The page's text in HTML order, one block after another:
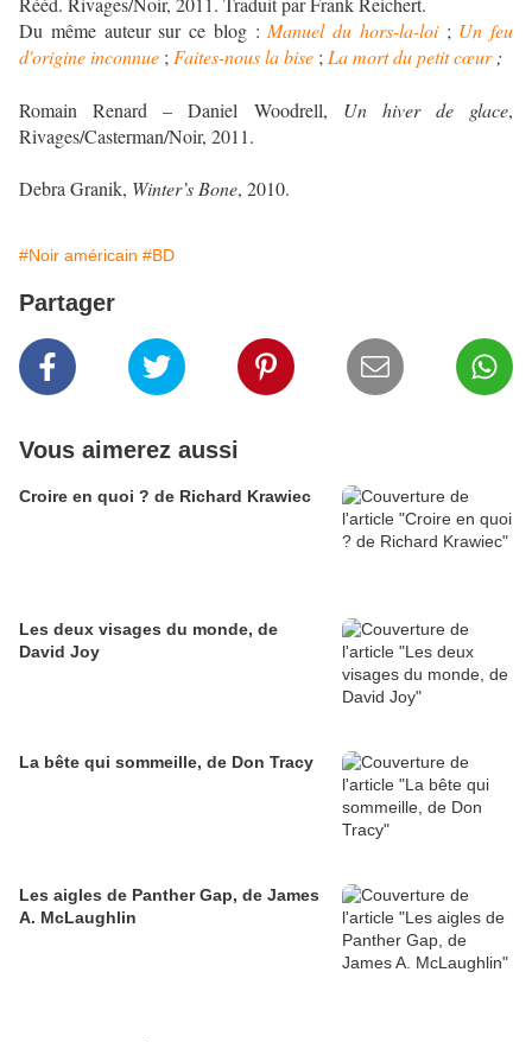
Du même auteur sur ce blog : Manuel du hors-la-loi; Un feu
d'origine inconnue ; Faites-nous la bise ; La mort du petit cœur;
Romain Renard – Daniel Woodrell, Un hiver de glace,
Rivages/Casterman/Noir, 2011.
Debra Granik, Winter’s Bone, 2010.
#Noir américain #BD
Partager
Vous aimerez aussi
Croire en quoi ? de Richard Krawiec
Les deux visages du monde, de
David Joy
La bête qui sommeille, de Don Tracy
Les aigles de Panther Gap, de James
A. McLaughlin